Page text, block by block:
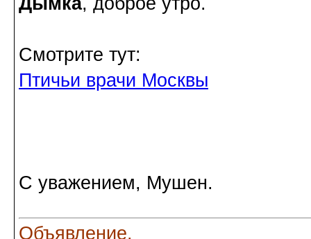
Смотрите тут:
Птичьи врачи Москвы
С уважением, Мушен.
Объявление.